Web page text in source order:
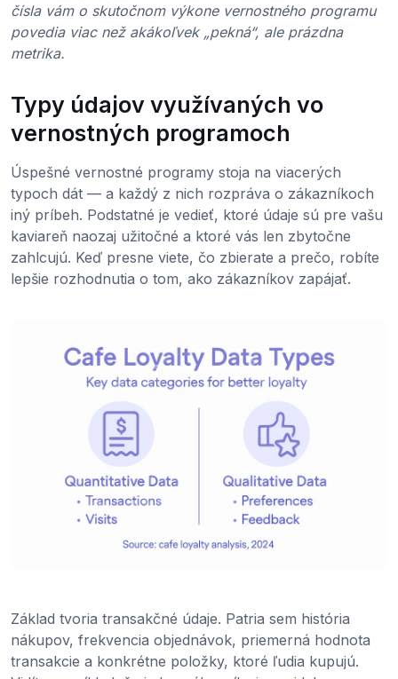
čísla vám o skutočnom výkone vernostného programu
povedia viac než akákoľvek „pekná“, ale prázdna
metrika.
Typy údajov využívaných vo
vernostných programoch
Úspešné vernostné programy stoja na viacerých
typoch dát — a každý z nich rozpráva o zákazníkoch
iný príbeh. Podstatné je vedieť, ktoré údaje sú pre vašu
kaviareň naozaj užitočné a ktoré vás len zbytočne
zahlcujú. Keď presne viete, čo zbierate a prečo, robíte
lepšie rozhodnutia o tom, ako zákazníkov zapájať.
Základ tvoria transakčné údaje. Patria sem história
nákupov, frekvencia objednávok, priemerná hodnota
transakcie a konkrétne položky, ktoré ľudia kupujú.